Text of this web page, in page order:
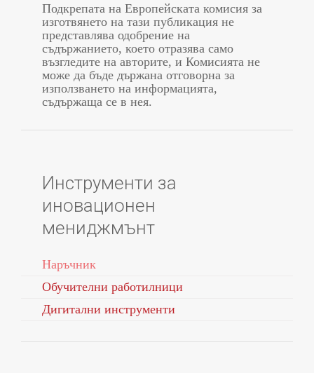
Подкрепата на Европейската комисия за
изготвянето на тази публикация не
представлява одобрение на
съдържанието, което отразява само
възгледите на авторите, и Комисията не
може да бъде държана отговорна за
използването на информацията,
съдържаща се в нея.
Инструменти за
иновационен
мениджмънт
Наръчник
Обучителни работилници
Дигитални инструменти